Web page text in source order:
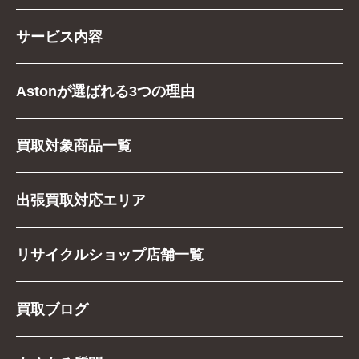
サービス内容
Astonが選ばれる3つの理由
買取対象商品一覧
出張買取対応エリア
リサイクルショップ店舗一覧
買取ブログ